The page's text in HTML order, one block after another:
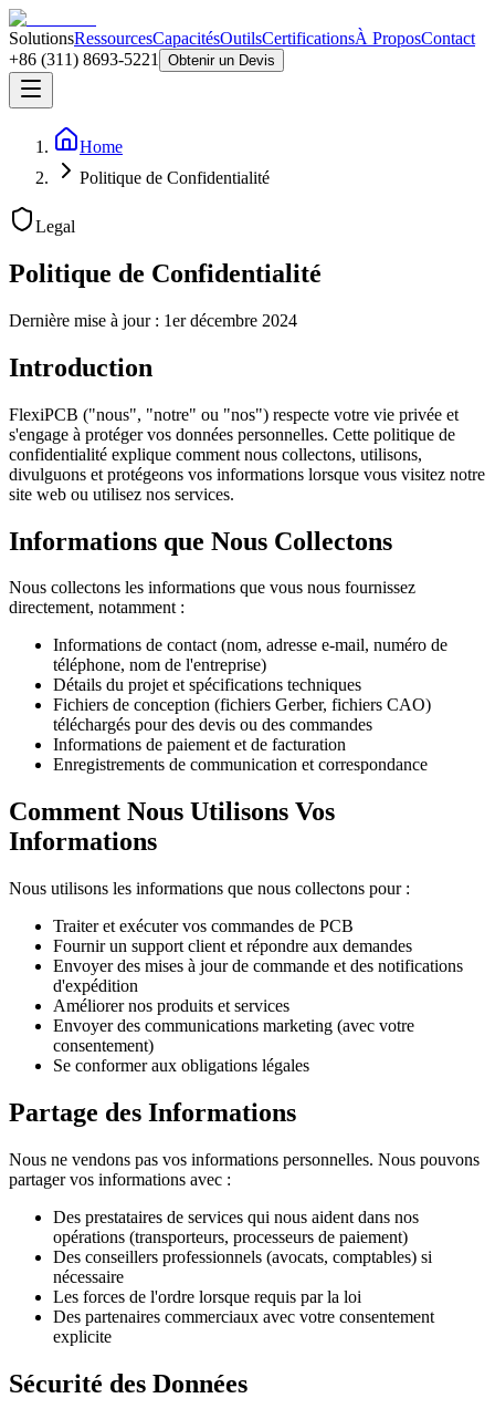
SolutionsRessourcesCapacitésOutilsCertificationsÀ ProposContact
+86 (311) 8693-5221
Obtenir un Devis
Home
Politique de Confidentialité
Legal
Politique de Confidentialité
Dernière mise à jour : 1er décembre 2024
Introduction
FlexiPCB ("nous", "notre" ou "nos") respecte votre vie privée et
s'engage à protéger vos données personnelles. Cette politique de
confidentialité explique comment nous collectons, utilisons,
divulguons et protégeons vos informations lorsque vous visitez notre
site web ou utilisez nos services.
Informations que Nous Collectons
Nous collectons les informations que vous nous fournissez
directement, notamment :
Informations de contact (nom, adresse e-mail, numéro de
téléphone, nom de l'entreprise)
Détails du projet et spécifications techniques
Fichiers de conception (fichiers Gerber, fichiers CAO)
téléchargés pour des devis ou des commandes
Informations de paiement et de facturation
Enregistrements de communication et correspondance
Comment Nous Utilisons Vos
Informations
Nous utilisons les informations que nous collectons pour :
Traiter et exécuter vos commandes de PCB
Fournir un support client et répondre aux demandes
Envoyer des mises à jour de commande et des notifications
d'expédition
Améliorer nos produits et services
Envoyer des communications marketing (avec votre
consentement)
Se conformer aux obligations légales
Partage des Informations
Nous ne vendons pas vos informations personnelles. Nous pouvons
partager vos informations avec :
Des prestataires de services qui nous aident dans nos
opérations (transporteurs, processeurs de paiement)
Des conseillers professionnels (avocats, comptables) si
nécessaire
Les forces de l'ordre lorsque requis par la loi
Des partenaires commerciaux avec votre consentement
explicite
Sécurité des Données